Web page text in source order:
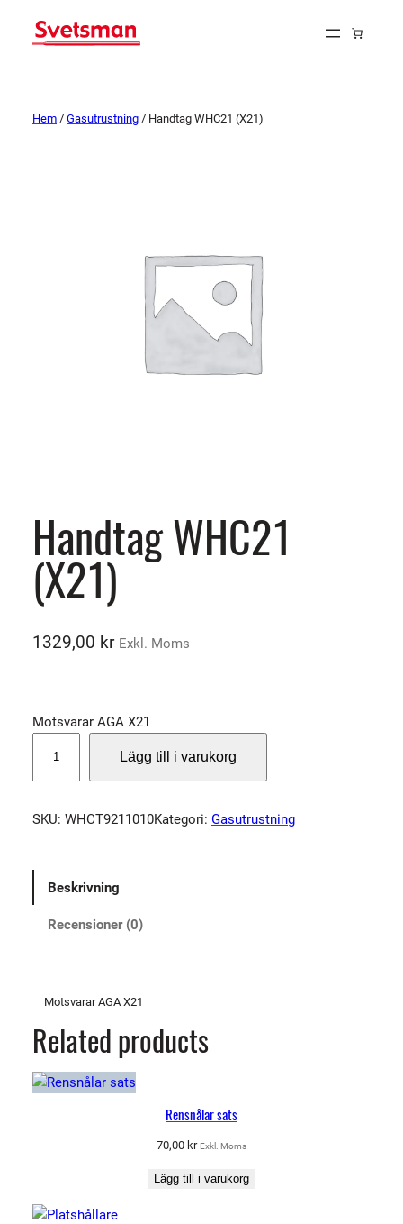
Hem / Gasutrustning / Handtag WHC21 (X21)
Handtag WHC21
(X21)
1329,00 kr Exkl. Moms
Motsvarar AGA X21
n
t
g
2
)
Lägg till i varukorg
SKU: WHCT9211010Kategori: Gasutrustning
Beskrivning
Recensioner (0)
Motsvarar AGA X21
Related products
Rensnålar sats
70,00 kr Exkl. Moms
Lägg till i varukorg